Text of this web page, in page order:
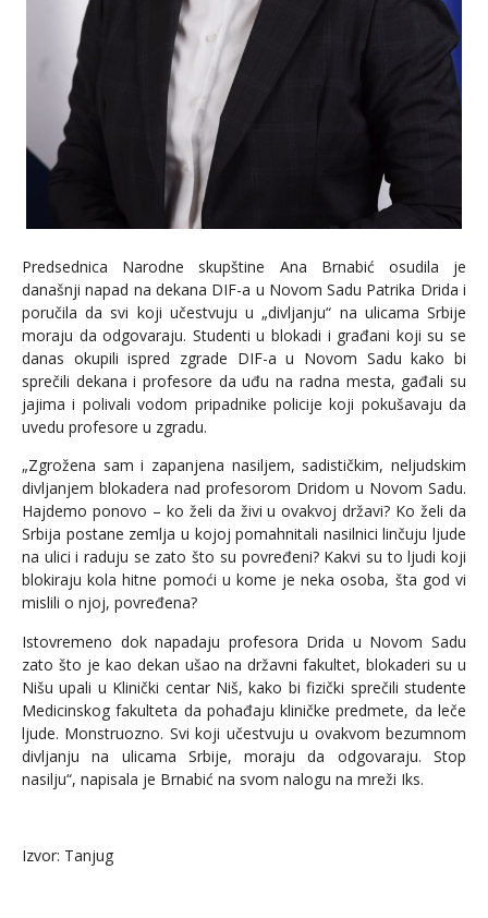
Predsednica Narodne skupštine Ana Brnabić osudila je
današnji napad na dekana DIF-a u Novom Sadu Patrika Drida i
poručila da svi koji učestvuju u „divljanju“ na ulicama Srbije
moraju da odgovaraju. Studenti u blokadi i građani koji su se
danas okupili ispred zgrade DIF-a u Novom Sadu kako bi
sprečili dekana i profesore da uđu na radna mesta, gađali su
jajima i polivali vodom pripadnike policije koji pokušavaju da
uvedu profesore u zgradu.
„Zgrožena sam i zapanjena nasiljem, sadističkim, neljudskim
divljanjem blokadera nad profesorom Dridom u Novom Sadu.
Hajdemo ponovo – ko želi da živi u ovakvoj državi? Ko želi da
Srbija postane zemlja u kojoj pomahnitali nasilnici linčuju ljude
na ulici i raduju se zato što su povređeni? Kakvi su to ljudi koji
blokiraju kola hitne pomoći u kome je neka osoba, šta god vi
mislili o njoj, povređena?
Istovremeno dok napadaju profesora Drida u Novom Sadu
zato što je kao dekan ušao na državni fakultet, blokaderi su u
Nišu upali u Klinički centar Niš, kako bi fizički sprečili studente
Medicinskog fakulteta da pohađaju kliničke predmete, da leče
ljude. Monstruozno. Svi koji učestvuju u ovakvom bezumnom
divljanju na ulicama Srbije, moraju da odgovaraju. Stop
nasilju“, napisala je Brnabić na svom nalogu na mreži Iks.
Izvor: Tanjug